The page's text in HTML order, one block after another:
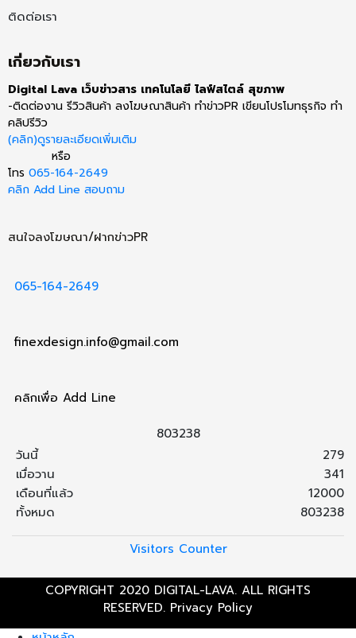
ติดต่อเรา
เกี่ยวกับเรา
Digital Lava เว็บข่าวสาร เทคโนโลยี ไลฟ์สไตล์ สุขภาพ
-ติดต่องาน รีวิวสินค้า ลงโฆษณาสินค้า ทำข่าวPR เขียนโปรโมทธุรกิจ ทำ
คลิปรีวิว
(คลิก)ดูรายละเอียดเพิ่มเติม
หรือ
โทร 065-164-2649
คลิก Add Line สอบถาม
สนใจลงโฆษณา/ฝากข่าวPR
065-164-2649
finexdesign.info@gmail.com
คลิกเพื่อ Add Line
803238
วันนี้
เมื่อวาน
เดือนที่แล้ว
ทั้งหมด
279
341
12000
803238
Visitors Counter
COPYRIGHT 2020 DIGITAL-LAVA. ALL RIGHTS
RESERVED. Privacy Policy